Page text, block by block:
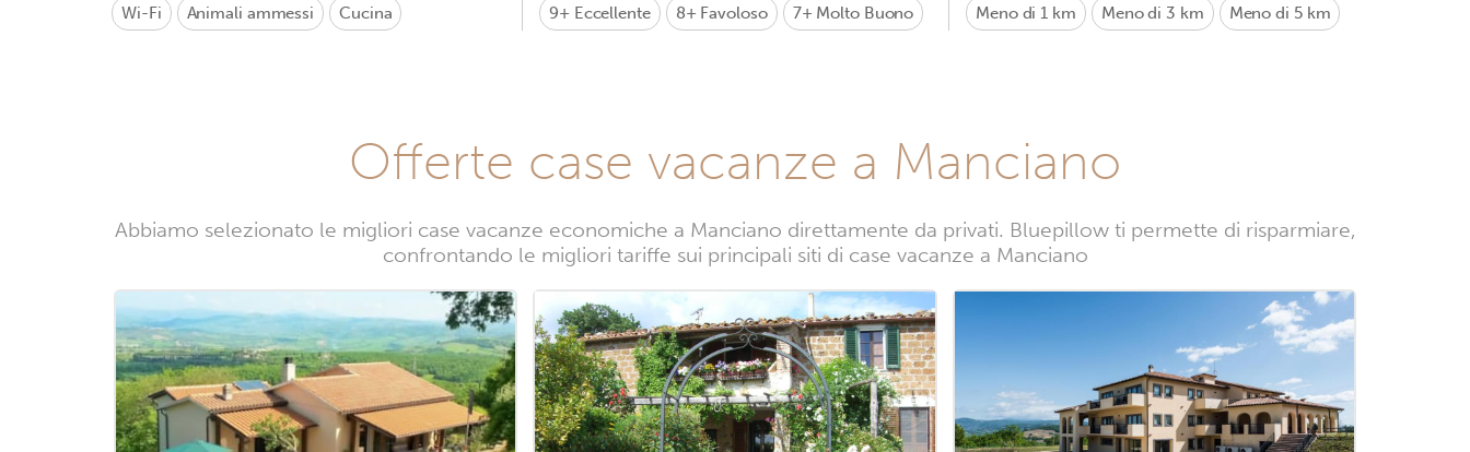
Wi-Fi Animali ammessi Cucina 9+ Eccellente 8+ Favoloso 7+ Molto Buono Meno di 1 km Meno di 3 km Meno di 5 km
Offerte case vacanze a Manciano
Abbiamo selezionato le migliori case vacanze economiche a Manciano direttamente da privati. Bluepillow ti permette di risparmiare,
confrontando le migliori tariffe sui principali siti di case vacanze a Manciano